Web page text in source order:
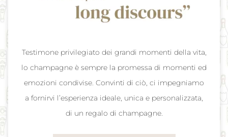
Testimone privilegiato dei grandi momenti della vita,
lo champagne è sempre la promessa di momenti ed
emozioni condivise. Convinti di ciò, ci impegniamo
a fornirvi l’esperienza ideale, unica e personalizzata,
di un regalo di champagne.